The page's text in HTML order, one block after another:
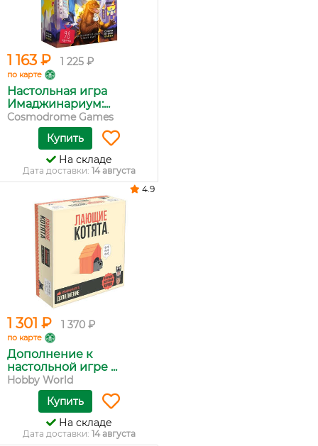
1 163 ₽ 1 225 ₽
по карте
Настольная игра
Имаджинариум:...
Cosmodrome Games
Купить
На складе
Дата доставки: 14 августа
1 301 ₽ 1 370 ₽
по карте
Дополнение к
настольной игре ...
Hobby World
4.9
Купить
На складе
Дата доставки: 14 августа